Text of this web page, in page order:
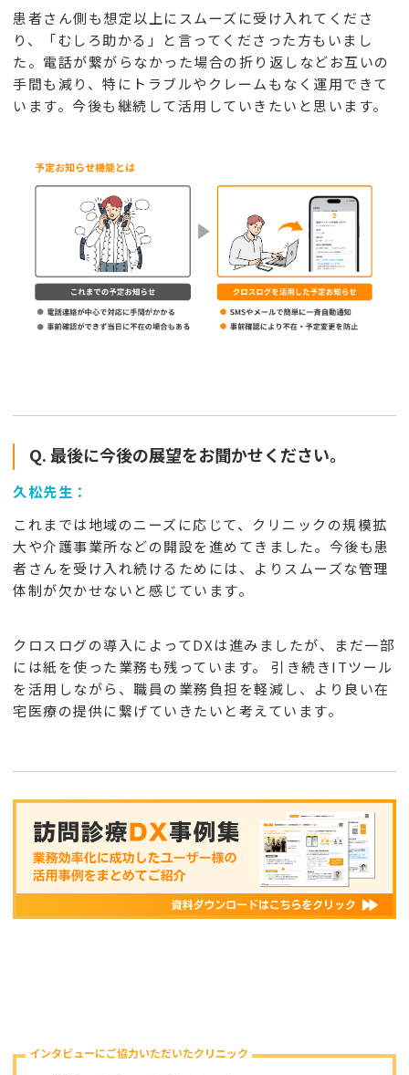
患者さん側も想定以上にスムーズに受け入れてくださ
り、「むしろ助かる」と言ってくださった方もいまし
た。電話が繋がらなかった場合の折り返しなどお互いの
手間も減り、特にトラブルやクレームもなく運用できて
います。今後も継続して活用していきたいと思います。
Q. 最後に今後の展望をお聞かせください。
久松先生：
これまでは地域のニーズに応じて、クリニックの規模拡
大や介護事業所などの開設を進めてきました。今後も患
者さんを受け入れ続けるためには、よりスムーズな管理
体制が欠かせないと感じています。
クロスログの導入によってDXは進みましたが、まだ一部
には紙を使った業務も残っています。 引き続きITツール
を活用しながら、職員の業務負担を軽減し、より良い在
宅医療の提供に繋げていきたいと考えています。
インタビューにご協力いただいたクリニック